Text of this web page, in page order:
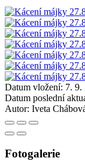
Datum vložení: 7. 9.
Datum poslední
Autor: Iveta
Fotogalerie